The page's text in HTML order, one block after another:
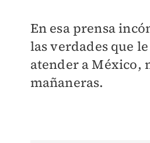
En esa prensa
las verdades que
atender a México,
mañaneras.